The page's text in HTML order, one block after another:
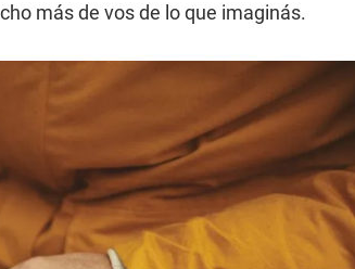
más de vos de lo que imaginás.